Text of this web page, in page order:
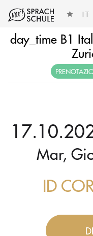
IT
day_time B1
Mar,
ID